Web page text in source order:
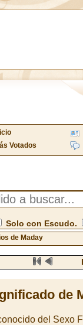
Votados
Solo con Escudo.
de Maday
de
del Sexo